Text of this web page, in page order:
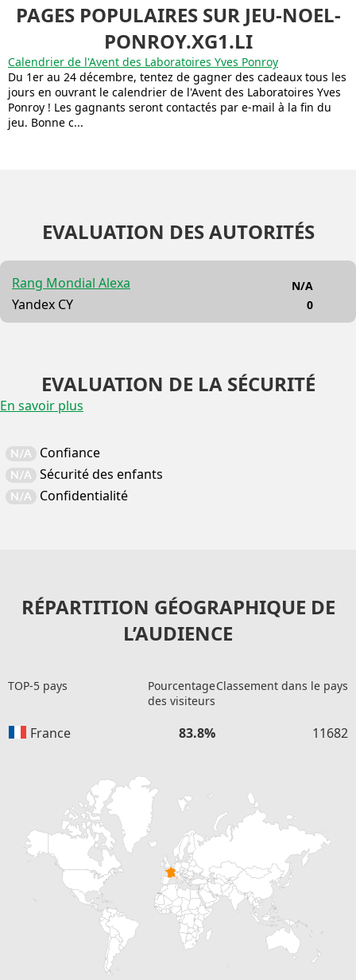
PAGES POPULAIRES SUR JEU-NOEL-
PONROY.XG1.LI
Calendrier de l'Avent des Laboratoires Yves Ponroy
Du 1er au 24 décembre, tentez de gagner des cadeaux tous les
jours en ouvrant le calendrier de l'Avent des Laboratoires Yves
Ponroy ! Les gagnants seront contactés par e-mail à la fin du
jeu. Bonne c...
EVALUATION DES AUTORITÉS
Rang Mondial Alexa
Yandex CY
N/A
0
EVALUATION DE LA SÉCURITÉ
En savoir plus
N/A Confiance
N/A Sécurité des enfants
N/A Confidentialité
RÉPARTITION GÉOGRAPHIQUE DE
L’AUDIENCE
TOP-5 pays
Pourcentage
des visiteurs
Classement dans le pays
France 83.8% 11682